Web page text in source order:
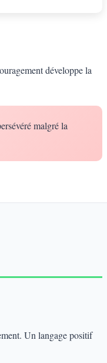
développe la
malgré la
Un langage positif